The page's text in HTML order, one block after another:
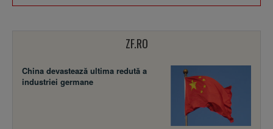
ZF.RO
China devastează ultima redută a
industriei germane